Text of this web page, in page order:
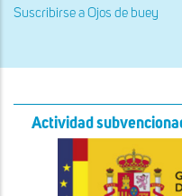
Suscribirse a Ojos de buey
Actividad